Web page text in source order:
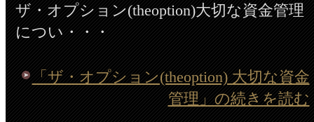
ザ・オプション(theoption)大切な資金管理
につい・・・
「ザ・オプション(theoption) 大切な資金
管理」の続きを読む